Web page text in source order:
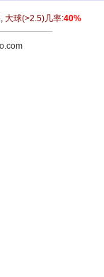
大球(>2.5)几率:40%